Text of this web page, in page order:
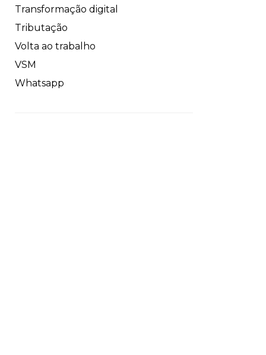
Transformação digital
Tributação
Volta ao trabalho
VSM
Whatsapp